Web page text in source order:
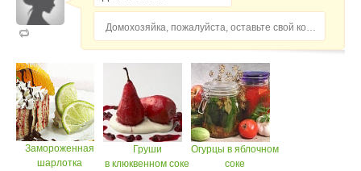
Домохозяйка, пожалуйста, оставьте свой комментарий...
Замороженная
шарлотка
Груши
в клюквенном соке
Огурцы в яблочном
соке